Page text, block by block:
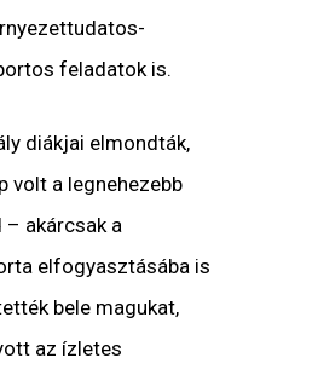
feladatok is.
diákjai elmondták,
volt a legnehezebb
akárcsak a
elfogyasztásába is
bele magukat,
az ízletes